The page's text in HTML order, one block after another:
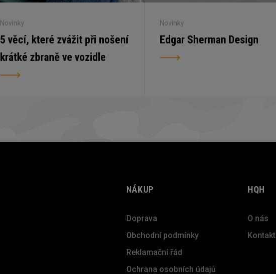
Novinky
5 věcí, které zvážit při nošení
krátké zbraně ve vozidle
Novinky
Edgar Sherman Design
NÁKUP
Doprava
Obchodní podmínky
Reklamační řád
Ochrana osobních údajů
HQH
O nás
Kontakt